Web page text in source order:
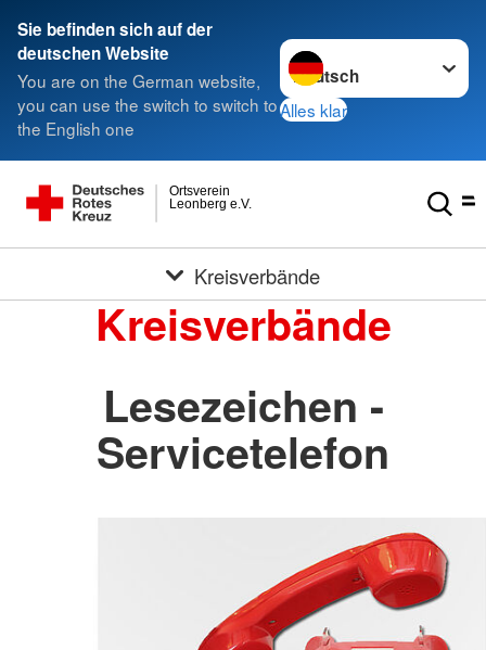
Sie befinden sich auf der
deutschen Website
You are on the German website,
you can use the switch to switch to
the English one
Sprache wechseln zu
Alles klar
Leonberg e.V.
Ortsverein
Kreisverbände
Kreisverbände
Lesezeichen -
Servicetelefon